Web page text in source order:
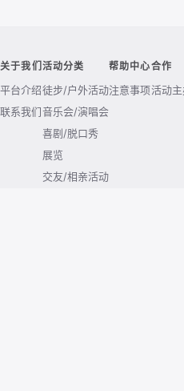
关于我们
平台介绍
联系我们
活动分类
徒步/户外活动
音乐会/演唱会
喜剧/脱口秀
展览
交友/相亲活动
帮助中心
注意事项
合作
活动